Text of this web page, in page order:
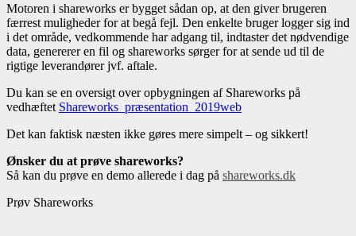
Motoren i shareworks er bygget sådan op, at den giver brugeren
færrest muligheder for at begå fejl. Den enkelte bruger logger sig ind
i det område, vedkommende har adgang til, indtaster det nødvendige
data, genererer en fil og shareworks sørger for at sende ud til de
rigtige leverandører jvf. aftale.
Du kan se en oversigt over opbygningen af Shareworks på
vedhæftet Shareworks_præsentation_2019web
Det kan faktisk næsten ikke gøres mere simpelt – og sikkert!
Ønsker du at prøve shareworks?
Så kan du prøve en demo allerede i dag på shareworks.dk
Prøv Shareworks